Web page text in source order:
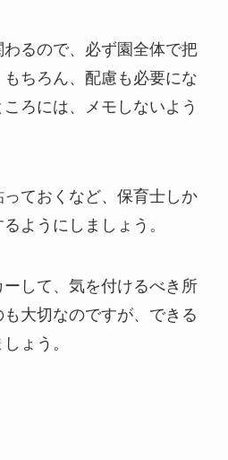
るので、必ず園全体で把
ちろん、配慮も必要にな
ろには、メモしないよう
ておくなど、保育士しか
ようにしましょう。
して、気を付けるべき所
大切なのですが、できる
ょう。